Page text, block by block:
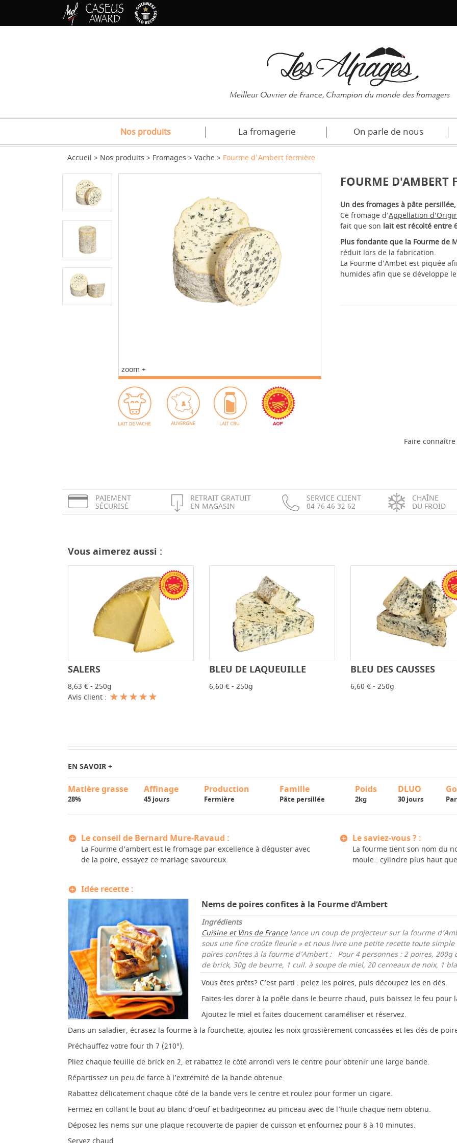
Meilleur Ouvrier de France, Champion du monde des fromagers
Nos produits La fromagerie On parle de nous
Accueil Nos produits Fromages Vache Fourme d'Ambert fermière
FOURME D'AMBERT
Un des fromages à pâte persillée,
Ce fromage d’Appellation
fait que son lait est récolté entre
Plus fondante que la Fourme de
réduit lors de la fabrication.
La Fourme d’Ambet est piquée
humides afin que se développe
Faire
zoom +
PAIEMENT
SÉCURISÉ
RETRAIT GRATUIT
EN MAGASIN
SERVICE CLIENT
04 76 46 32 62
CHAÎNE
DU FROID
Vous aimerez aussi :
SALERS
8,63 € - 250g
Avis client :
-
BLEU DE LAQUEUILLE
6,60 € - 250g
-
BLEU DES CAUSSES
6,60 € - 250g
EN SAVOIR +
Matière grasse
28%
Affinage
45 jours
Production
Fermière
Famille
Pâte persillée
Poids
2kg
DLUO
30 jours
Le conseil de Bernard Mure-Ravaud :
La Fourme d’ambert est le fromage par excellence à déguster avec
de la poire, essayez ce mariage savoureux.
Le saviez-vous ? :
La fourme tient son nom du
moule : cylindre plus haut
Idée recette :
Nems de poires confites à la Fourme d’Ambert
Ingrédients
Cuisine et Vins de Francelance un coup de projecteur sur la fourme
sous une fine croûte fleurie » et nous livre une petite recette toute
poires confites à la fourme d’Ambert :
Pour 4 personnes :2 poires, 200g
de brick, 30g de beurre, 1 cuil. à soupe de miel, 20 cerneaux de noix, 1
Vous êtes prêts? C’est parti : pelez les poires, puis découpez les en dés.
Faites-les dorer à la poêle dans le beurre chaud, puis baissez le feu pour
Ajoutez le miel et faites doucement caraméliser et réservez.
Dans un saladier, écrasez la fourme à la fourchette, ajoutez les noix grossièrement concassées et les dés de
Préchauffez votre four th 7 (210°).
Pliez chaque feuille de brick en 2, et rabattez le côté arrondi vers le centre pour obtenir une large bande.
Répartissez un peu de farce à l’extrémité de la bande obtenue.
Rabattez délicatement chaque côté de la bande vers le centre et roulez pour former un cigare.
Fermez en collant le bout au blanc d’oeuf et badigeonnez au pinceau avec de l’huile chaque nem obtenu.
Déposez les nems sur une plaque recouverte de papier de cuisson et enfournez pour 8 à 10 minutes.